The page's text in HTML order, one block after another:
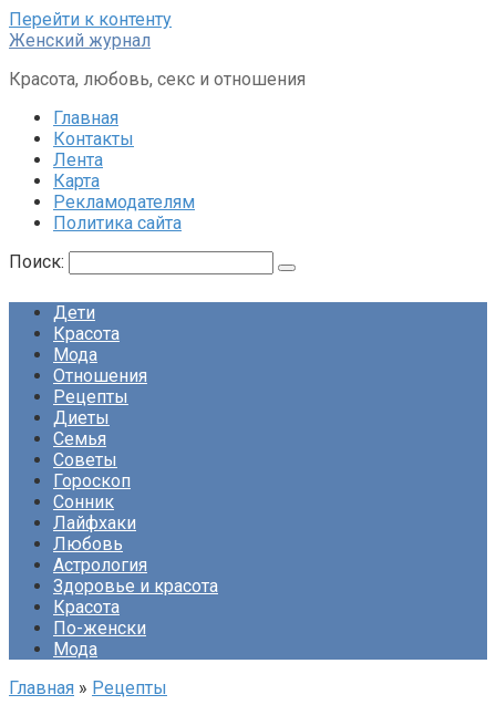
Перейти к контенту
Женский журнал
Красота, любовь, секс и отношения
Главная
Контакты
Лента
Карта
Рекламодателям
Политика сайта
Поиск:
Дети
Красота
Мода
Отношения
Рецепты
Диеты
Семья
Советы
Гороскоп
Сонник
Лайфхаки
Любовь
Астрология
Здоровье и красота
Красота
По-женски
Мода
Главная » Рецепты